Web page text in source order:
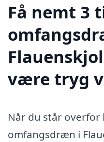
Få nemt 3
være tryg
Når du står
omfangsdræn i